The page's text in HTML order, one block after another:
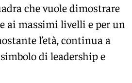
che vuole dimostrare
ai massimi livelli e per un
l’età, continua a
di leadership e